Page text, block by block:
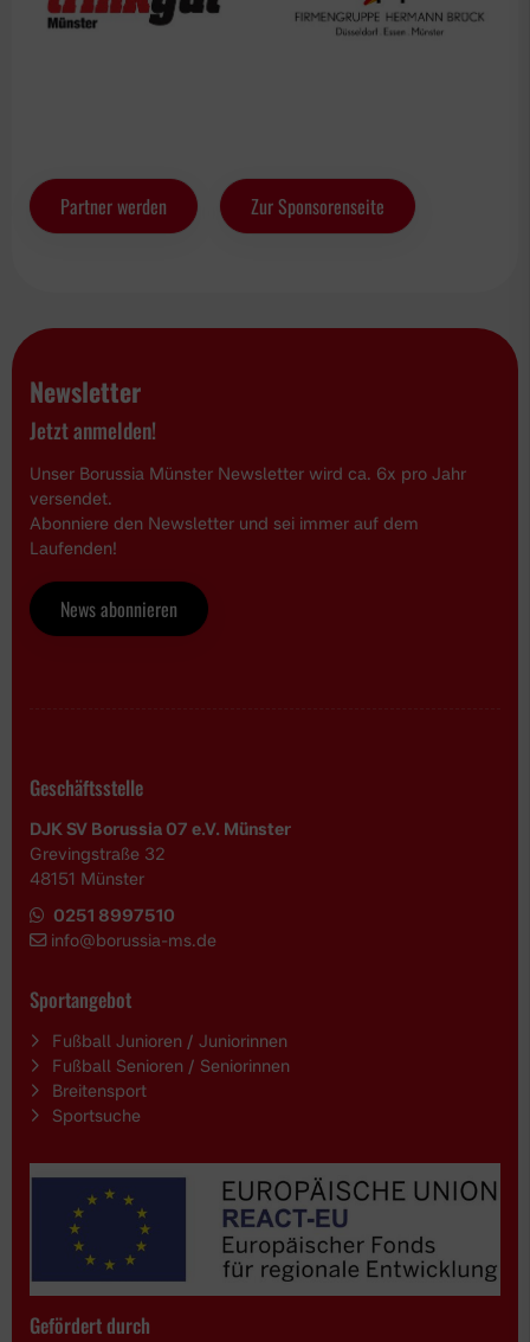
Partner werden Zur Sponsorenseite
Newsletter
Jetzt anmelden!
Unser Borussia Münster Newsletter wird ca. 6x pro Jahr
versendet.
Abonniere den Newsletter und sei immer auf dem
Laufenden!
News abonnieren
Geschäftsstelle
DJK SV Borussia 07 e.V. Münster
Grevingstraße 32
48151 Münster
0251 8997510
info@borussia-ms.de
Sportangebot
Fußball Junioren / Juniorinnen
Fußball Senioren / Seniorinnen
Breitensport
Sportsuche
Gefördert durch